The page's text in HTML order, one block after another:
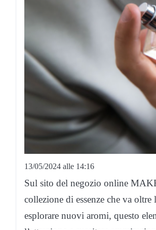
13/05/2024 alle 14:16
Sul sito del negozio online
collezione di essenze che va
esplorare nuovi aromi, questo